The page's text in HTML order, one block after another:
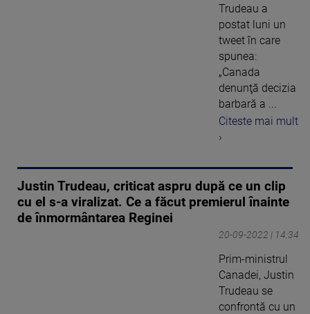
Trudeau a
postat luni un
tweet în care
spunea:
„Canada
denunţă decizia
barbară a ...
Citeste mai mult
›
Justin Trudeau, criticat aspru după ce un clip
cu el s-a viralizat. Ce a făcut premierul înainte
de înmormântarea Reginei
20-09-2022 | 14:34
Prim-ministrul
Canadei, Justin
Trudeau se
confrontă cu un